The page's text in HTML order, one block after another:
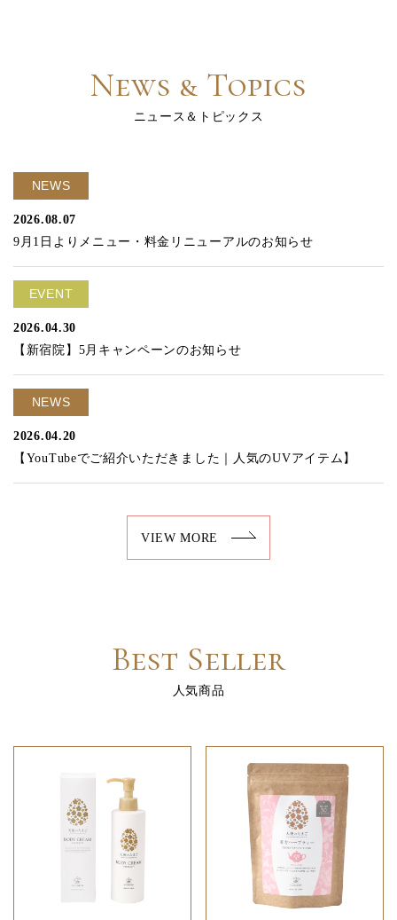
News & Topics
ニュース＆トピックス
NEWS
2026.08.07
9月1日よりメニュー・料金リニューアルのお知らせ
EVENT
2026.04.30
【新宿院】5月キャンペーンのお知らせ
NEWS
2026.04.20
【YouTubeでご紹介いただきました｜人気のUVアイテム】
VIEW MORE
Best Seller
人気商品